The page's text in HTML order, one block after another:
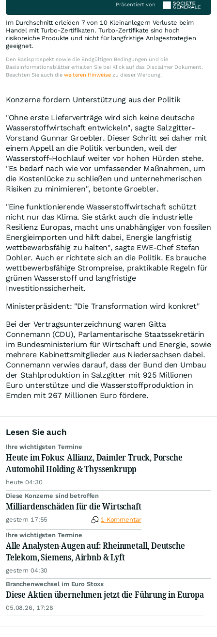
Präsentiert von
Im Durchschnitt erleiden 7 von 10 Kleinanlegern Verluste beim
Handel mit Turbo-Zertifikaten. Turbo-Zertifikate sind hoch
risikoreiche Produkte und nicht für langfristige Anlagestrategien
geeignet.
Den Basisprospekt sowie die Endgültigen Bedingungen und die
Basisinformationsblätter erhalten Sie bei Klick auf das Disclaimer Dokument.
Beachten Sie auch die weiteren Hinweise zu dieser Werbung.
Konzerne fordern Unterstützung aus der Politik
"Ohne erste Lieferverträge wird sich keine deutsche
Wasserstoffwirtschaft entwickeln", sagte Salzgitter-
Vorstand Gunnar Groebler. Dieser Schritt sei daher mit
einem Appell an die Politik verbunden, weil der
Wasserstoff-Hochlauf weiter vor hohen Hürden stehe.
"Es bedarf nach wie vor umfassender Maßnahmen, um
die Kostenlücke zu schließen und unternehmerischen
Risiken zu minimieren", betonte Groebler.
"Eine funktionierende Wasserstoffwirtschaft schützt
nicht nur das Klima. Sie stärkt auch die industrielle
Resilienz Europas, macht uns unabhängiger von fossilen
Energieimporten und hilft dabei, Energie langfristig
wettbewerbsfähig zu halten", sagte EWE-Chef Stefan
Dohler. Auch er richtete sich an die Politik. Es brauche
wettbewerbsfähige Strompreise, praktikable Regeln für
grünen Wasserstoff und langfristige
Investitionssicherheit.
Ministerpräsident: "Die Transformation wird konkret"
Bei der Vertragsunterzeichnung waren Gitta
Connemann (CDU), Parlamentarische Staatssekretärin
im Bundesministerium für Wirtschaft und Energie, sowie
mehrere Kabinettsmitglieder aus Niedersachsen dabei.
Connemann verwies darauf, dass der Bund den Umbau
der Stahlproduktion in Salzgitter mit 925 Millionen
Euro unterstütze und die Wasserstoffproduktion in
Emden mit 267 Millionen Euro fördere.
Lesen Sie auch
Ihre wichtigsten Termine
Heute im Fokus: Allianz, Daimler Truck, Porsche
Automobil Holding & Thyssenkrupp
heute 04:30
Diese Konzerne sind betroffen
Milliardenschäden für die Wirtschaft
gestern 17:55 1 Kommentar
Ihre wichtigsten Termine
Alle Analysten-Augen auf: Rheinmetall, Deutsche
Telekom, Siemens, Airbnb & Lyft
gestern 04:30
Branchenwechsel im Euro Stoxx
Diese Aktien übernehmen jetzt die Führung in Europa
05.08.26, 17:28